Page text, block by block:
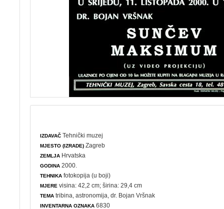
IZDAVAČ Tehnički muzej
MJESTO (IZRADE) Zagreb
ZEMLJA Hrvatska
GODINA 2000.
TEHNIKA fotokopija (u boji)
MJERE visina: 42,2 cm; širina: 29,4 cm
TEMA tribina ,astronomija , dr. Bojan Vršnak
INVENTARNA OZNAKA 6830